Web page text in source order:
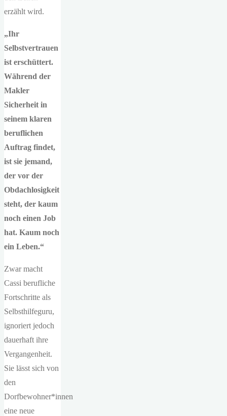
erzählt wird.
„Ihr
Selbstvertrauen
ist erschüttert.
Während der
Makler
Sicherheit in
seinem klaren
beruflichen
Auftrag findet,
ist sie jemand,
der vor der
Obdachlosigkeit
steht, der kaum
noch einen Job
hat. Kaum noch
ein Leben.“
Zwar macht
Cassi berufliche
Fortschritte als
Selbsthilfeguru,
ignoriert jedoch
dauerhaft ihre
Vergangenheit.
Sie lässt sich von
den
Dorfbewohner*innen
eine neue